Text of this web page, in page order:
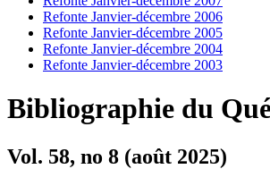
Refonte Janvier-décembre 2006
Refonte Janvier-décembre 2005
Refonte Janvier-décembre 2004
Refonte Janvier-décembre 2003
Bibliographie du
Vol. 58, no 8 (août 2025)